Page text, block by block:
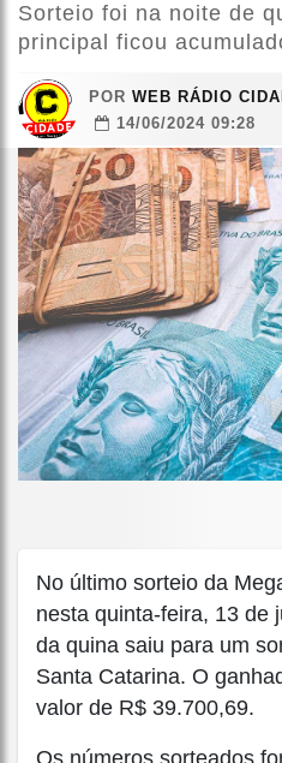
Sorteio foi na noite de
principal ficou
POR WEB RÁDIO
14/06/2024 09:28
No último sorteio da
nesta quinta-feira, 13 de
da quina saiu para um
Santa Catarina. O
valor de R$ 39.700,69.
Os números sorteados